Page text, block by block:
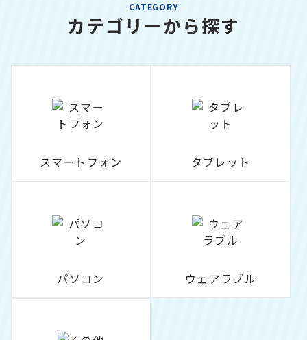
CATEGORY
カテゴリーから探す
スマートフォン タブレット
パソコン ウェアラブル